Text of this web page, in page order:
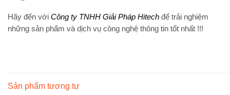
Hãy đến với Công ty TNHH Giải Pháp Hitech để trải nghiệm
những sản phẩm và dịch vụ công nghệ thông tin tốt nhất !!!
Sản phẩm tương tự